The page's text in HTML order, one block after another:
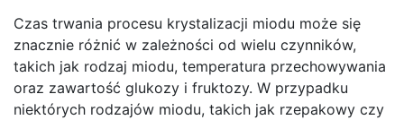
Czas trwania procesu krystalizacji miodu może się
znacznie różnić w zależności od wielu czynników,
takich jak rodzaj miodu, temperatura przechowywania
oraz zawartość glukozy i fruktozy. W przypadku
niektórych rodzajów miodu, takich jak rzepakowy czy